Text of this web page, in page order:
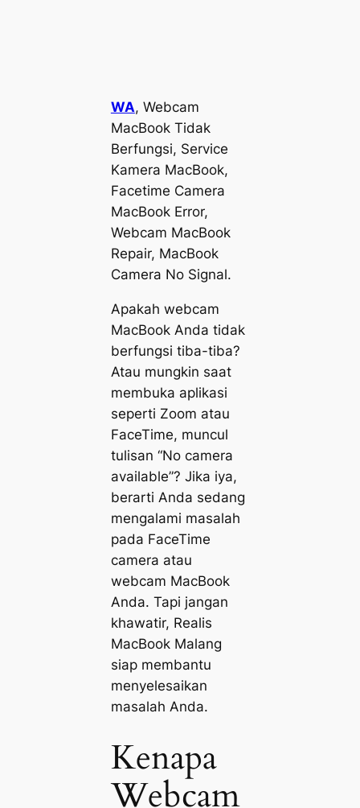
WA, Webcam
MacBook Tidak
Berfungsi, Service
Kamera MacBook,
Facetime Camera
MacBook Error,
Webcam MacBook
Repair, MacBook
Camera No Signal.
Apakah webcam
MacBook Anda tidak
berfungsi tiba-tiba?
Atau mungkin saat
membuka aplikasi
seperti Zoom atau
FaceTime, muncul
tulisan “No camera
available”? Jika iya,
berarti Anda sedang
mengalami masalah
pada FaceTime
camera atau
webcam MacBook
Anda. Tapi jangan
khawatir, Realis
MacBook Malang
siap membantu
menyelesaikan
masalah Anda.
Kenapa
Webcam